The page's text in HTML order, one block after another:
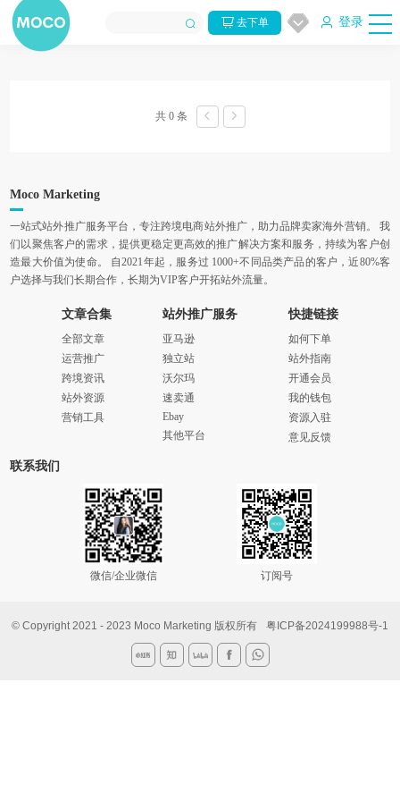
去下单 登录
共 0 条
Moco Marketing
一站式站外推广服务平台，专注跨境电商站外推广，助力品牌卖家海外营销。 我
们以聚焦客户的需求，提供更稳定更高效的推广解决方案和服务，持续为客户创
造最大价值为使命。 自2021年起，服务过 1000+不同品类产品的客户，近80%客
户选择与我们长期合作，长期为VIP客户开拓站外流量。
文章合集
全部文章
运营推广
跨境资讯
站外资源
营销工具
站外推广服务
亚马逊
独立站
沃尔玛
速卖通
Ebay
其他平台
快捷链接
如何下单
站外指南
开通会员
我的钱包
资源入驻
意见反馈
联系我们
微信/企业微信 订阅号
© Copyright 2021 - 2023 Moco Marketing 版权所有 粤ICP备2024199988号-1